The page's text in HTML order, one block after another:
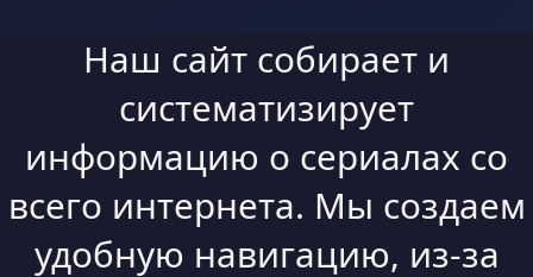
Наш сайт собирает и
систематизирует
информацию о сериалах со
всего интернета. Мы создаем
удобную навигацию, из-за